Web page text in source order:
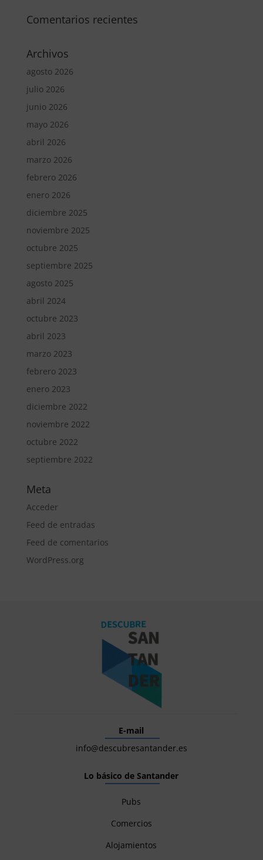
Comentarios recientes
Archivos
agosto 2026
julio 2026
junio 2026
mayo 2026
abril 2026
marzo 2026
febrero 2026
enero 2026
diciembre 2025
noviembre 2025
octubre 2025
septiembre 2025
agosto 2025
abril 2024
octubre 2023
abril 2023
marzo 2023
febrero 2023
enero 2023
diciembre 2022
noviembre 2022
octubre 2022
septiembre 2022
Meta
Acceder
Feed de entradas
Feed de comentarios
WordPress.org
E-mail
info@descubresantander.es
Lo básico de Santander
Pubs
Comercios
Alojamientos